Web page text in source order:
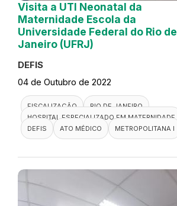
Visita a UTI Neonatal da
Maternidade Escola da
Universidade Federal do Rio de
Janeiro (UFRJ)
DEFIS
04 de Outubro de 2022
FISCALIZAÇÃO
RIO DE JANEIRO
HOSPITAL ESPECIALIZADO EM MATERNIDADE
DEFIS
ATO MÉDICO METROPOLITANA I